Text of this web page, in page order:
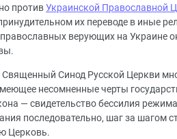
противУкраинской Православной
их переводе в иные
верующих на Украине
Священный Синод Русской Церкви
несомненные черты
— свидетельство бессилия
последовательно, шаг за шагом
Церковь.